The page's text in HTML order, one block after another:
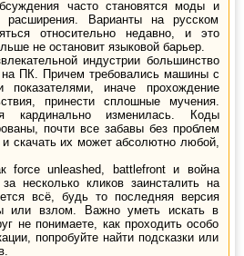
часто становятся моды и
расширения. Варианты на русском
относительно недавно, и это
не остановит языковой барьер.
индустрии большинство
на ПК. Причем требовались машины с
показателями, иначе прохождение
принести сплошные мучения.
кардинально изменилась. Коды
почти все забавы без проблем
скачать их может абсолютно любой,
force unleashed, battlefront и война
несколько кликов заинсталить на
всё, будь то последняя версия
или взлом. Важно уметь искать в
не понимаете, как проходить особо
попробуйте найти подсказки или